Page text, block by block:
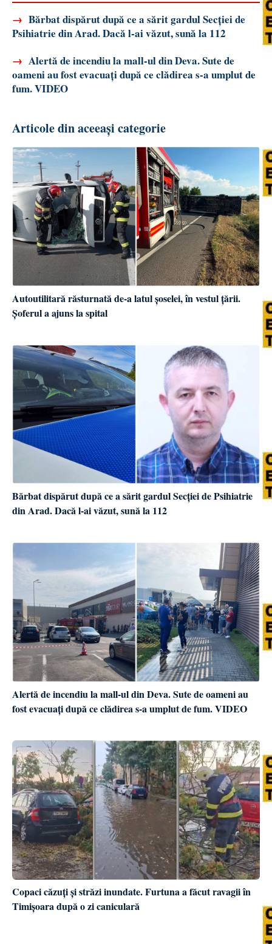
→ Bărbat dispărut după ce a sărit gardul Secției de
Psihiatrie din Arad. Dacă l-ai văzut, sună la 112
→ Alertă de incendiu la mall-ul din Deva. Sute de
oameni au fost evacuați după ce clădirea s-a umplut de
fum. VIDEO
Articole din aceeași categorie
Autoutilitară răsturnată de-a latul șoselei, în vestul țării.
Șoferul a ajuns la spital
Bărbat dispărut după ce a sărit gardul Secției de Psihiatrie
din Arad. Dacă l-ai văzut, sună la 112
Alertă de incendiu la mall-ul din Deva. Sute de oameni au
fost evacuați după ce clădirea s-a umplut de fum. VIDEO
Copaci căzuți și străzi inundate. Furtuna a făcut ravagii în
Timișoara după o zi caniculară